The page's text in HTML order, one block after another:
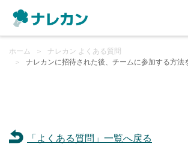
ご利用プラン
ホーム ＞
ナレカン よくある質問
＞
ナレカンに招待された後、チームに参加する方法
「よくある質問」一覧へ戻る